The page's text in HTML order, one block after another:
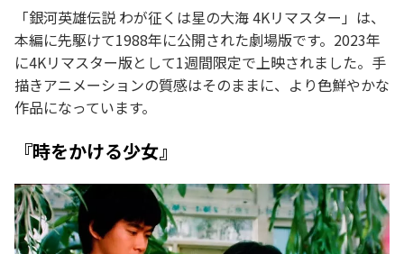
「銀河英雄伝説 わが征くは星の大海 4Kリマスター」は、
本編に先駆けて1988年に公開された劇場版です。2023年
に4Kリマスター版として1週間限定で上映されました。手
描きアニメーションの質感はそのままに、より色鮮やかな
作品になっています。
『時をかける少女』